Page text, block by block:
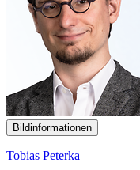
Bildinformationen
Tobias Peterka